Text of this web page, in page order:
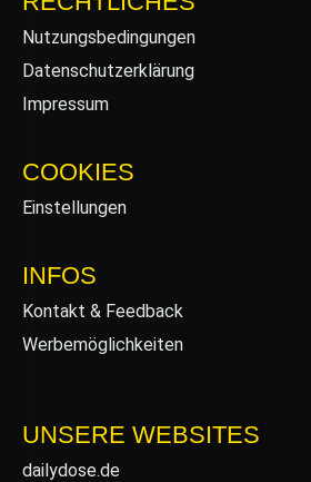
Nutzungsbedingungen
Datenschutzerklärung
Impressum
COOKIES
Einstellungen
INFOS
Kontakt & Feedback
Werbemöglichkeiten
UNSERE WEBSITES
dailydose.de